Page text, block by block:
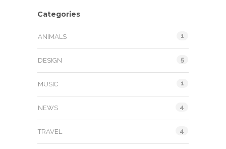
Categories
ANIMALS 1
DESIGN 5
MUSIC 1
NEWS 4
TRAVEL 4